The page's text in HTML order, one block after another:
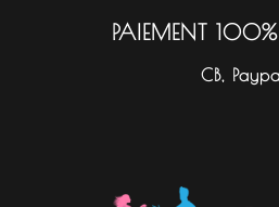
PAIEMENT 100%
CB,